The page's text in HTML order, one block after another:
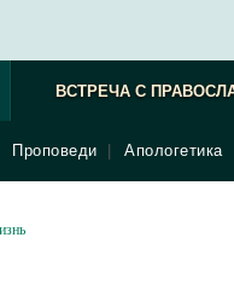
ВСТРЕЧА С
Проповеди Апологетика